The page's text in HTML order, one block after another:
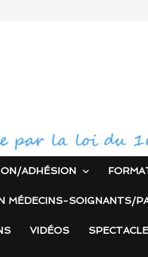
ADHÉSION
MÉDECINS-SOIGNANTS/
VIDÉOS